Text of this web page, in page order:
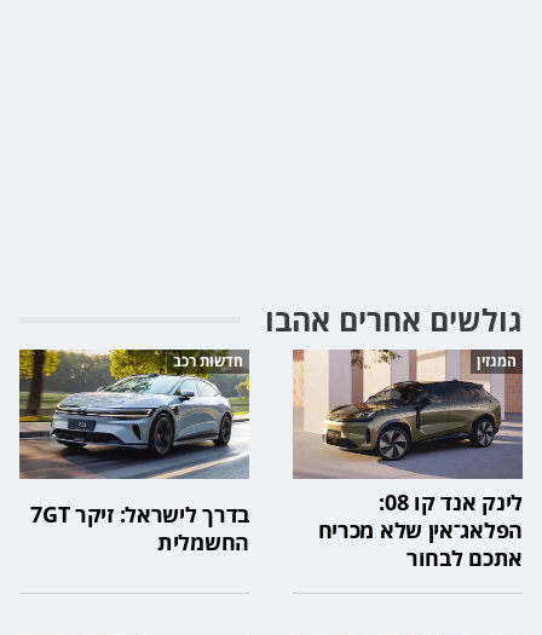
גולשים אחרים אהבו
המגזין
לינק אנד קו 08:
הפלאג־אין שלא מכריח
אתכם לבחור
חדשות רכב
בדרך לישראל: זיקר 7GT
החשמלית